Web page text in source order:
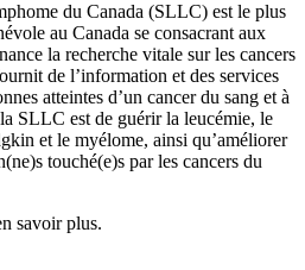
du Canada (SLLC) est le plus
au Canada se consacrant aux
la recherche vitale sur les cancers
de l’information et des services
atteintes d’un cancer du sang et à
SLLC est de guérir la leucémie, le
et le myélome, ainsi qu’améliorer
touché(e)s par les cancers du
savoir plus.